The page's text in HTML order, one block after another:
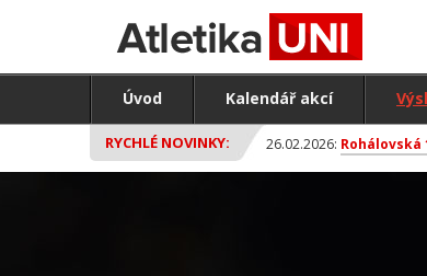
Úvod Kalendář akcí
RYCHLÉ NOVINKY: 26.02.2026: